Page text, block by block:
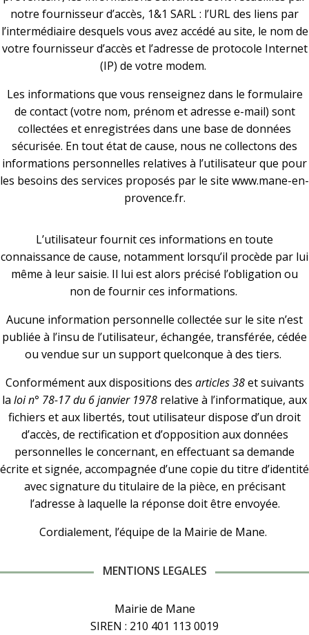
notre fournisseur d’accès, 1&1 SARL : l’URL des liens par
l’intermédiaire desquels vous avez accédé au site, le nom de
votre fournisseur d’accès et l’adresse de protocole Internet
(IP) de votre modem.
Les informations que vous renseignez dans le formulaire
de contact (votre nom, prénom et adresse e-mail) sont
collectées et enregistrées dans une base de données
sécurisée. En tout état de cause, nous ne collectons des
informations personnelles relatives à l’utilisateur que pour
les besoins des services proposés par le site www.mane-en-
provence.fr.
L’utilisateur fournit ces informations en toute
connaissance de cause, notamment lorsqu’il procède par lui
même à leur saisie. Il lui est alors précisé l’obligation ou
non de fournir ces informations.
Aucune information personnelle collectée sur le site n’est
publiée à l’insu de l’utilisateur, échangée, transférée, cédée
ou vendue sur un support quelconque à des tiers.
Conformément aux dispositions des articles 38et suivants
la loi n° 78-17 du 6 janvier 1978 relative à l’informatique, aux
fichiers et aux libertés, tout utilisateur dispose d’un droit
d’accès, de rectification et d’opposition aux données
personnelles le concernant, en effectuant sa demande
écrite et signée, accompagnée d’une copie du titre d’identité
avec signature du titulaire de la pièce, en précisant
l’adresse à laquelle la réponse doit être envoyée.
Cordialement, l’équipe de la Mairie de Mane.
MENTIONS LEGALES
Mairie de Mane
SIREN : 210 401 113 0019